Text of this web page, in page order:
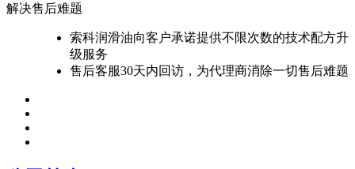
解决售后难题
索科润滑油向客户承诺提供不限次数的技术配方升
级服务
售后客服30天内回访，为代理商消除一切售后难题